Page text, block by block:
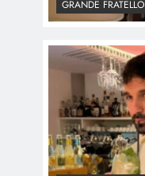
GRANDE FRATELLO